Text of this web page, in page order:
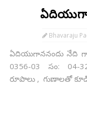
Bhavaraju
ఏదియుగాననందు నేది
0356-03 సం: 04-
రూపాలు , గుణాలతో